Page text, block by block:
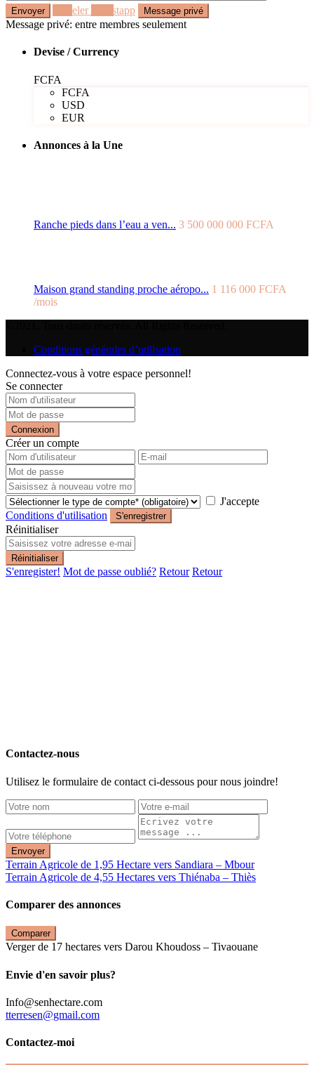
Appeler
Whastapp
Message privé: entre membres seulement
Devise / Currency
FCFA
FCFA
USD
EUR
Annonces à la Une
Ranche pieds dans l’eau a ven... 3 500 000 000 FCFA
Maison grand standing proche aéropo... 1 116 000 FCFA
/mois
Conditions générales d’utilisation
Connectez-vous à votre espace personnel!
Se connecter
Connexion
Créer un compte
J'accepte
Conditions d'utilisation
S'enregistrer
Réinitialiser
Réinitialiser
S'enregister! Mot de passe oublié? Retour Retour
Contactez-nous
Utilisez le formulaire de contact ci-dessous pour nous joindre!
Envoyer
Terrain Agricole de 1,95 Hectare vers Sandiara – Mbour
Terrain Agricole de 4,55 Hectares vers Thiénaba – Thiès
Comparer des annonces
Comparer
Verger de 17 hectares vers Darou Khoudoss – Tivaouane
Envie d'en savoir plus?
Info@senhectare.com
tterresen@gmail.com
Contactez-moi